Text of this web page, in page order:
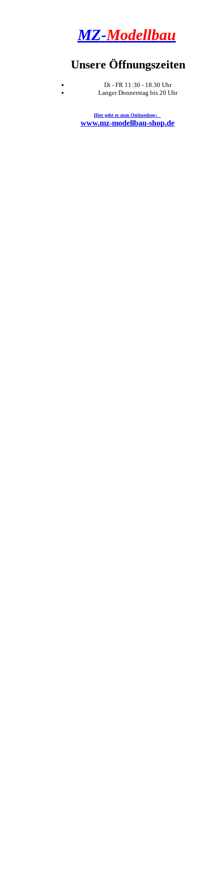
MZ-Modellbau
Unsere Öffnungszeiten
Di - FR 11:30 - 18.30 Uhr
Langer Donnerstag bis 20 Uhr
Hier geht es zum Onlineshop:
www.mz-modellbau-shop.de